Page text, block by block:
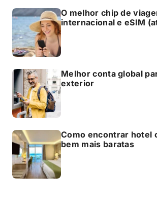
O melhor chip de
internacional e eSIM
Melhor conta global
exterior
Como encontrar hotel
bem mais baratas